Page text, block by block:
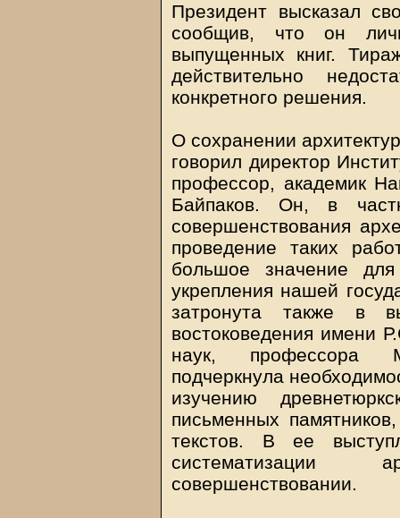
Президент высказал
сообщив, что он
выпущенных книг.
действительно
конкретного решения.
О сохранении
говорил директор
профессор, академик
Байпаков. Он, в
совершенствования
проведение таких
большое значение
укрепления нашей
затронута также в
востоковедения имени
наук, профессора
подчеркнула
изучению
письменных
текстов. В ее
систематизации
совершенствовании.